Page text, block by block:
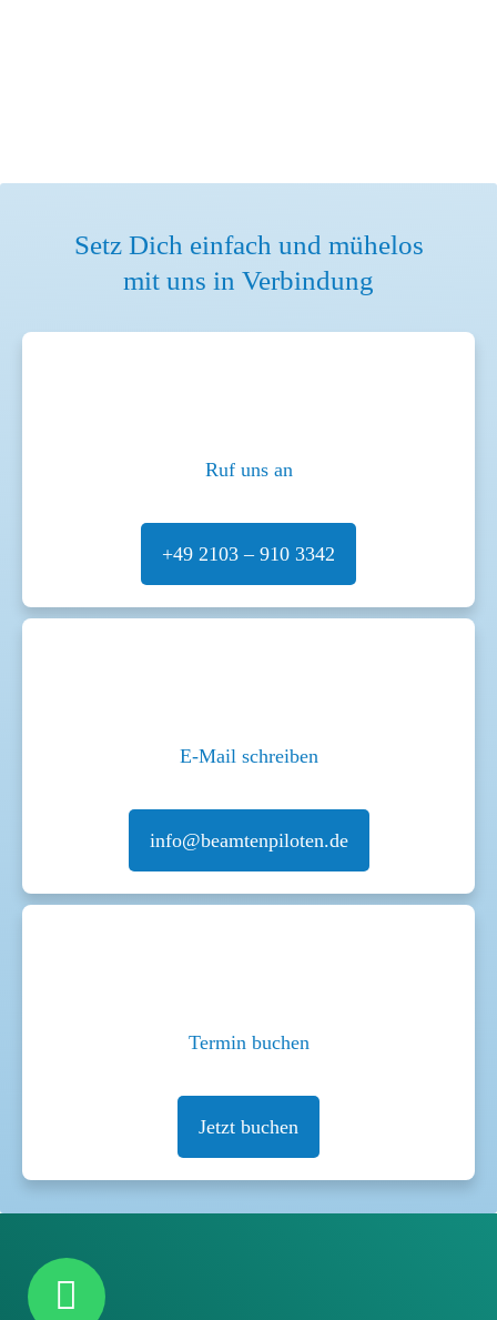
Setz Dich einfach und mühelos
mit uns in Verbindung
Ruf uns an
+49 2103 – 910 3342
E-Mail schreiben
info@beamtenpiloten.de
Termin buchen
Jetzt buchen